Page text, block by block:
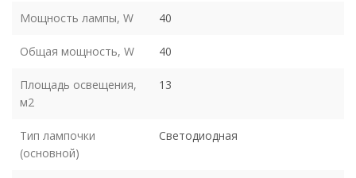
Мощность лампы, W 40
Общая мощность, W 40
Площадь освещения,
м2
13
Тип лампочки
(основной)
Светодиодная